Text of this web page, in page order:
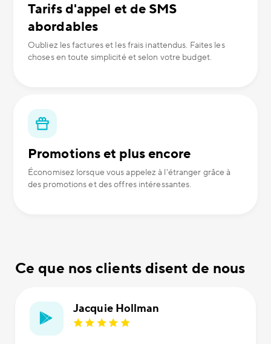
Tarifs d'appel et de SMS
abordables
Oubliez les factures et les frais inattendus. Faites les
choses en toute simplicité et selon votre budget.
Promotions et plus encore
Économisez lorsque vous appelez à l'étranger grâce à
des promotions et des offres intéressantes.
Ce que nos clients disent de nous
Jacquie Hollman